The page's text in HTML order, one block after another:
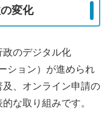
変化
政のデジタル化
ション）が進められ
、オンライン申請の
な取り組みです。